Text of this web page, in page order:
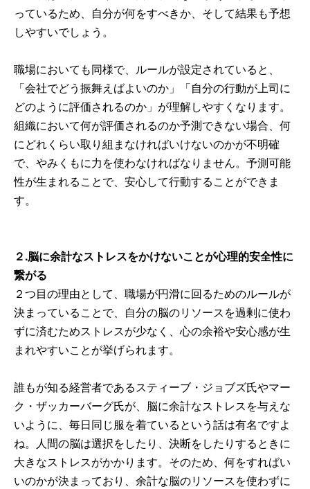
っているため、自分が何をすべきか、そして結果も予想
しやすいでしょう。
職場においても同様で、ルールが設定されていると、
「会社でどう振舞えばよいのか」「自分の行動が上司に
どのように評価されるのか」が理解しやすくなります。
組織において何が評価されるのか予測できない場合、何
にどれくらい取り組まなければいけないのかが不明確
で、やみくもに力を使わなければなりません。予測可能
性が生まれることで、安心して行動することができま
す。
２.脳に余計なストレスをかけないことが心理的安全性に
繋がる
２つ目の理由として、職場が円滑に回るためのルールが
決まっていることで、自分の脳のリソースを過剰に使わ
ずに済むためストレスが少なく、心の余裕や安心感が生
まれやすいことが挙げられます。
誰もが知る経営者であるスティーブ・ジョブズ氏やマー
ク・ザッカーバーグ氏が、脳に余計なストレスを与えな
いように、毎日同じ服を着ているという話は有名ですよ
ね。人間の脳は選択をしたり、決断をしたりするときに
大きなストレスがかかります。そのため、何をすればい
いのかが決まっており、余計な脳のリソースを使わずに